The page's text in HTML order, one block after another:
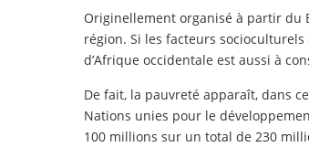
Originellement organisé à partir du
région. Si les facteurs
d’Afrique occidentale est aussi à
De fait, la pauvreté apparaît, dans
Nations unies pour le
100 millions sur un total de 230